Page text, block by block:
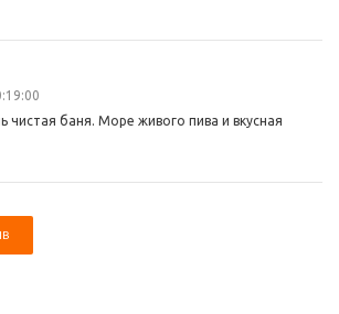
чистая баня. Море живого пива и вкусная